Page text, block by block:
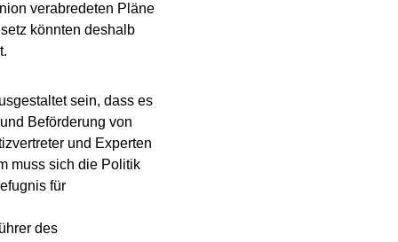
verabredeten Pläne
könnten deshalb
sein, dass es
Beförderung von
und Experten
muss sich die Politik
für
des